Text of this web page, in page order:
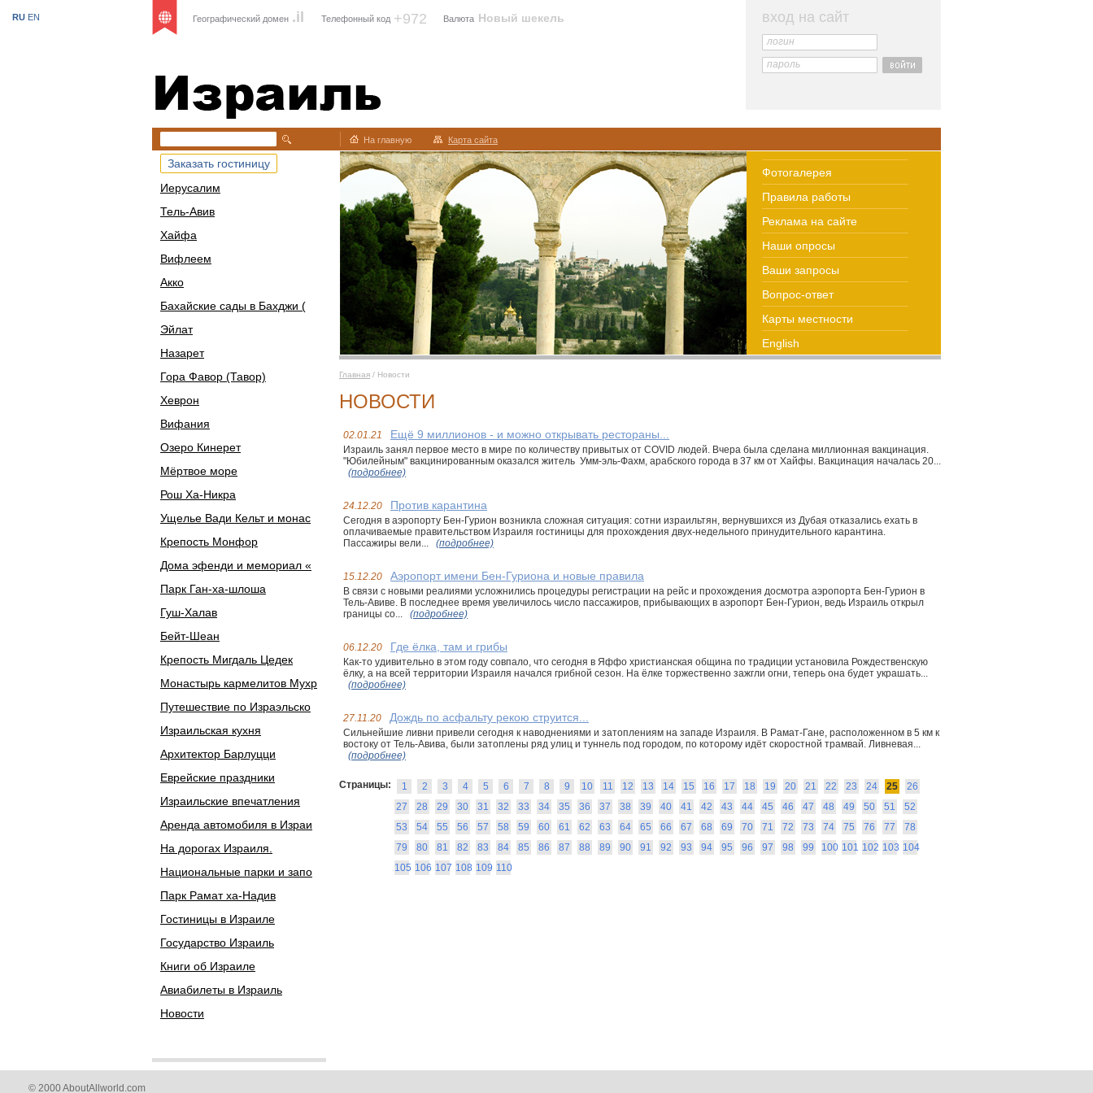
Израиль
Географический домен .il Телефонный код +972 Валюта Новый шекель
RU EN вход на сайт
логин
пароль
На главную Карта сайта
Заказать гостиницу
Иерусалим
Тель-Авив
Хайфа
Вифлеем
Акко
Бахайские сады в Бахджи (
Эйлат
Назарет
Гора Фавор (Тавор)
Хеврон
Вифания
Озеро Кинерет
Мёртвое море
Рош Ха-Никра
Ущелье Вади Кельт и монас
Крепость Монфор
Дома эфенди и мемориал «
Парк Ган-ха-шлоша
Гуш-Халав
Бейт-Шеан
Крепость Мигдаль Цедек
Монастырь кармелитов Мухр
Путешествие по Израэльско
Израильская кухня
Архитектор Барлуцци
Еврейские праздники
Израильские впечатления
Аренда автомобиля в Израи
На дорогах Израиля.
Национальные парки и запо
Парк Рамат ха-Надив
Гостиницы в Израиле
Государство Израиль
Книги об Израиле
Авиабилеты в Израиль
Новости
Фотогалерея
Правила работы
Реклама на сайте
Наши опросы
Ваши запросы
Вопрос-ответ
Карты местности
English
Главная / Новости
НОВОСТИ
02.01.21 Ещё 9 миллионов - и можно открывать рестораны...
Израиль занял первое место в мире по количеству привытых от COVID людей. Вчера была сделана миллионная вакцинация.
"Юбилейным" вакцинированным оказался житель Умм-эль-Фахм, арабского города в 37 км от Хайфы. Вакцинация началась 20...
(подробнее)
24.12.20 Против карантина
Сегодня в аэропорту Бен-Гурион возникла сложная ситуация: сотни израильтян, вернувшихся из Дубая отказались ехать в
оплачиваемые правительством Израиля гостиницы для прохождения двух-недельного принудительного карантина.
Пассажиры вели...
(подробнее)
15.12.20 Аэропорт имени Бен-Гуриона и новые правила
В связи с новыми реалиями усложнились процедуры регистрации на рейс и прохождения досмотра аэропорта Бен-Гурион в
Тель-Авиве. В последнее время увеличилось число пассажиров, прибывающих в аэропорт Бен-Гурион, ведь Израиль открыл
границы со...
(подробнее)
06.12.20 Где ёлка, там и грибы
Как-то удивительно в этом году совпало, что сегодня в Яффо христианская община по традиции установила Рождественскую
ёлку, а на всей территории Израиля начался грибной сезон. На ёлке торжественно зажгли огни, теперь она будет украшать...
(подробнее)
27.11.20 Дождь по асфальту рекою струится...
Сильнейшие ливни привели сегодня к наводнениями и затоплениям на западе Израиля. В Рамат-Гане, расположенном в 5 км к
востоку от Тель-Авива, были затоплены ряд улиц и туннель под городом, по которому идёт скоростной трамвай. Ливневая...
(подробнее)
Страницы: 1 2 3 4 5 6 7 8 9 10 11 12 13 14 15 16 17 18 19 20 21 22 23 24 25
26
27
28 29 30 31 32 33 34 35 36 37 38 39 40 41 42 43 44 45 46 47 48 49 50 51
52
53
54 55 56 57 58 59 60 61 62 63 64 65 66 67 68 69 70 71 72 73 74 75 76 77
78
79
80 81 82 83 84 85 86 87 88 89 90 91 92 93 94 95 96 97 98 99 100 101 102 103 104
105 106 107 108 109 110
© 2000 AboutAllworld.com